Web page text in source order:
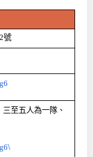
號
至五人為一隊、
\